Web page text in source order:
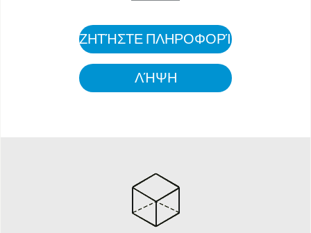
ΖΗΤΉΣΤΕ ΠΛΗΡΟΦΟΡΊΕΣ
ΛΉΨΗ